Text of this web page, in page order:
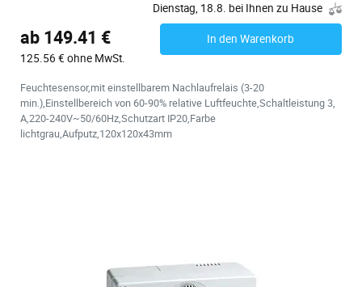
Dienstag, 18.8. bei Ihnen zu Hause
ab 149.41 €
125.56 € ohne MwSt.
In den Warenkorb
Feuchtesensor,mit einstellbarem Nachlaufrelais (3-20
min.),Einstellbereich von 60-90% relative Luftfeuchte,Schaltleistung 3,
A,220-240V~50/60Hz,Schutzart IP20,Farbe
lichtgrau,Aufputz,120x120x43mm